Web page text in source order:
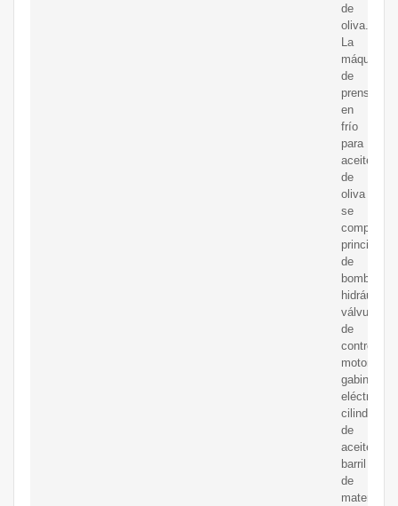
de
oliva.
La
máquina
de
prensado
en
frío
para
aceite
de
oliva
se
compone
de
bomba
hidráulica,
válvula
de
control,
motor,
gabinete
eléctrico,
cilindro
de
aceite,
barril
de
material,